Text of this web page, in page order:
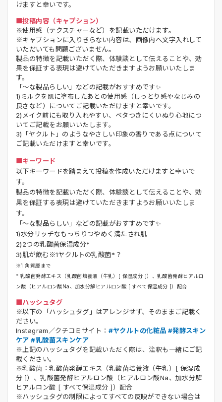
けますと幸いです。
■投稿内容（キャプション）
※使用感（テクスチャーなど）を記載いただけます。
※キャプションに入りきらない内容は、画像内へ文字入れして
いただいても問題ございません。
製品の特徴を記載いただく際、体験談として伝えることや、効
果を保証する表現は避けていただきますようお願いいたしま
す。
「～な製品らしい」などの記載がおすすめです✨
1)ミルクを肌に塗布したあとの使用感（しっとり感やなじみの
良さなど）についてご記載いただけますと幸いです。
2)メイク前にも取り入れやすい、ベタつきにくいぬり心地につ
いてご記載をお願いいたします。
3)「ヤクルト」のようなやさしい印象の香りである点について
ご記載いただけますと幸いです。
■キーワード
以下キーワードを踏まえて投稿を作成いただけますと幸いで
す。
製品の特徴を記載いただく際、体験談として伝えることや、効
果を保証する表現は避けていただきますようお願いいたしま
す。
「～な製品らしい」などの記載がおすすめです✨
1)水分リッチなもっちりつやめく満たされ肌
2)2つの乳酸菌保湿成分*
3)肌が飲む※1ヤクルトの乳酸菌*？
※1 角質層まで
* 乳酸菌発酵エキス（乳酸菌培養液（牛乳）[ 保湿成分 ]）、乳酸菌発酵ヒアルロ
ン酸（ヒアルロン酸Na、加水分解ヒアルロン酸 [ すべて保湿成分 ]）配合
■ハッシュタグ
※以下の「ハッシュタグ」はアレンジせず、そのままご記載く
ださい。
Instagram／クチコミサイト： #ヤクルトの化粧品 #発酵スキン
ケア #乳酸菌スキンケア
※上記のハッシュタグを記載いただく際は、注釈も一緒にご記
載ください。
※乳酸菌：乳酸菌発酵エキス（乳酸菌培養液（牛乳）[ 保湿成
分 ]）、乳酸菌発酵ヒアルロン酸（ヒアルロン酸Na、加水分解
ヒアルロン酸 [ すべて保湿成分 ]）配合
※ハッシュタグの制限によってすべての反映ができない場合は